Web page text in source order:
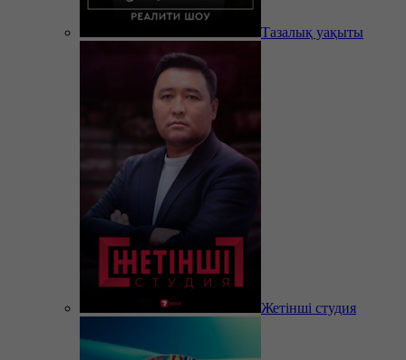
Тазалық уақыты
Жетінші студия